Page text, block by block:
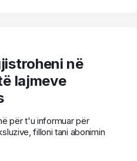
në
lajmeve
për t'u informuar për
filloni tani abonimin